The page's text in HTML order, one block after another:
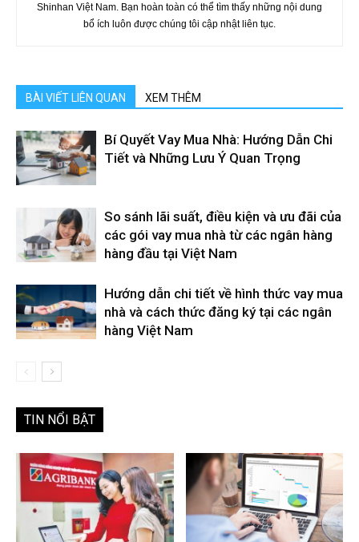
Shinhan Việt Nam. Bạn hoàn toàn có thể tìm thấy những nội dung
bổ ích luôn được chúng tôi cập nhật liên tục.
BÀI VIẾT LIÊN QUAN XEM THÊM
Bí Quyết Vay Mua Nhà: Hướng Dẫn Chi
Tiết và Những Lưu Ý Quan Trọng
So sánh lãi suất, điều kiện và ưu đãi của
các gói vay mua nhà từ các ngân hàng
hàng đầu tại Việt Nam
Hướng dẫn chi tiết về hình thức vay mua
nhà và cách thức đăng ký tại các ngân
hàng Việt Nam
TIN NỔI BẬT